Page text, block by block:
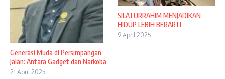
Generasi Muda di Persimpangan
Jalan: Antara Gadget dan Narkoba
21 April 2025
SILATURRAHIM MENJADIKAN
HIDUP LEBIH BERARTI
9 April 2025